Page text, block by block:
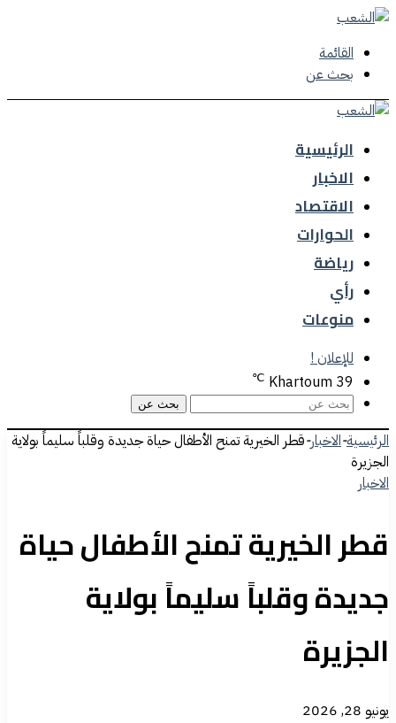
القائمة
بحث عن
الرئيسية
الاخبار
الاقتصاد
الحوارات
رياضة
رأي
منوعات
للإعلان !
Khartoum 39
℃
بحث عن
الرئيسية-الاخبار-قطر الخيرية تمنح الأطفال حياة جديدة وقلباً سليماً بولاية
الجزيرة
الاخبار
قطر الخيرية تمنح الأطفال حياة
جديدة وقلباً سليماً بولاية
الجزيرة
يونيو 28, 2026